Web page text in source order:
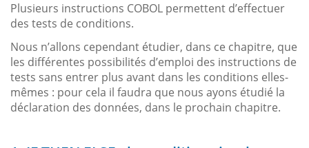
Plusieurs instructions COBOL permettent d’effectuer
des tests de conditions.
Nous n’allons cependant étudier, dans ce chapitre, que
les différentes possibilités d’emploi des instructions de
tests sans entrer plus avant dans les conditions elles-
mêmes : pour cela il faudra que nous ayons étudié la
déclaration des données, dans le prochain chapitre.